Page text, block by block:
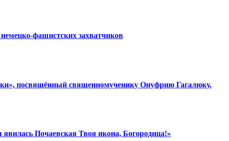
фашистских захватчиков
посвящённый священномученику Онуфрию Гагалюку.
Почаевская Твоя икона, Богородица!»